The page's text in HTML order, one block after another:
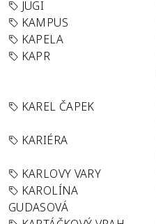
JUGI
KAMPUS
KAPELA
KAPR
KAREL ČAPEK
KARIÉRA
KARLOVY VARY
KAROLÍNA
GUDASOVÁ